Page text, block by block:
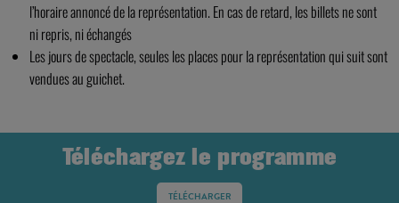
l’horaire annoncé de la représentation. En cas de retard, les billets ne sont
ni repris, ni échangés
Les jours de spectacle, seules les places pour la représentation qui suit sont
vendues au guichet.
Téléchargez le programme
TÉLÉCHARGER